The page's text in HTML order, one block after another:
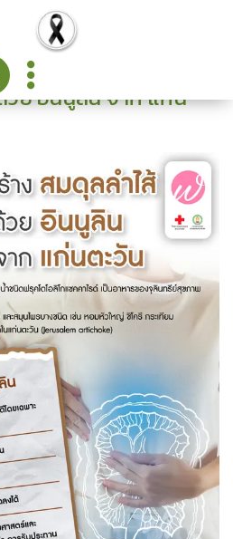
วย อินนูลิน จาก แก่น